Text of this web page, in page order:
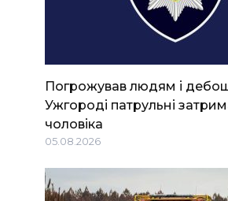
Погрожував людям і
Ужгороді патрульні
чоловіка
05.08.2026